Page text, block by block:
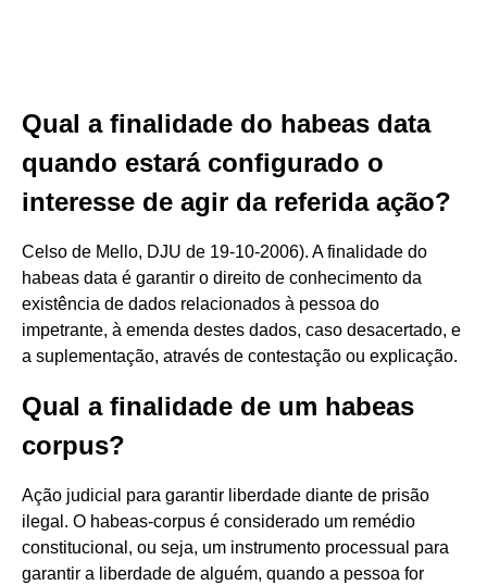
Qual a finalidade do habeas data
quando estará configurado o
interesse de agir da referida ação?
Celso de Mello, DJU de 19-10-2006). A finalidade do
habeas data é garantir o direito de conhecimento da
existência de dados relacionados à pessoa do
impetrante, à emenda destes dados, caso desacertado, e
a suplementação, através de contestação ou explicação.
Qual a finalidade de um habeas
corpus?
Ação judicial para garantir liberdade diante de prisão
ilegal. O habeas-corpus é considerado um remédio
constitucional, ou seja, um instrumento processual para
garantir a liberdade de alguém, quando a pessoa for